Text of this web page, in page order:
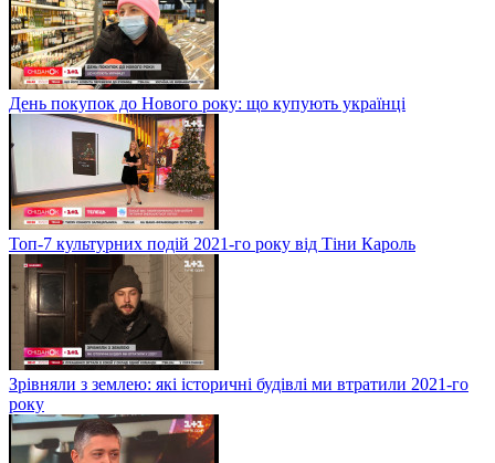
День покупок до Нового року: що купують українці
Топ-7 культурних подій 2021-го року від Тіни Кароль
Зрівняли з землею: які історичні будівлі ми втратили 2021-го
року